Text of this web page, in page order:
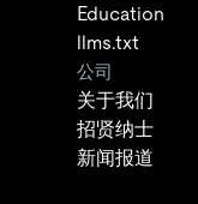
Education
llms.txt
公司
关于我们
招贤纳士
新闻报道